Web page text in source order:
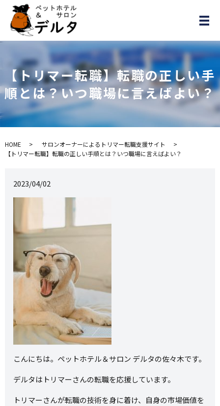
メ
【トリマー転職】転職の正しい手
順とは？いつ職場に言えばよい？
HOME
サロンオーナーによるトリマー転職支援サイト
【トリマー転職】転職の正しい手順とは？いつ職場に言えばよい？
2023/04/02
こんにちは。ペットホテル＆サロン デルタの佐々木です。
デルタはトリマーさんの転職を応援しています。
トリマーさんが転職の技術を身に着け、自身の市場価値を